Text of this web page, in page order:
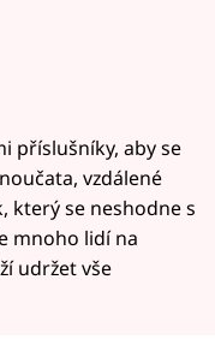
příslušníky, aby se
vzdálené
který se neshodne s
mnoho lidí na
udržet vše